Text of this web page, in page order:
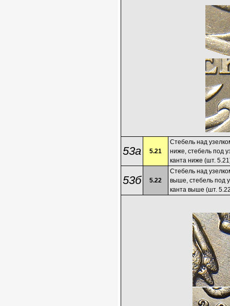
53а 5.21
Стебель над
ниже, стебель под
канта ниже (шт.
53б 5.22
Стебель над
выше, стебель под
канта выше (шт.